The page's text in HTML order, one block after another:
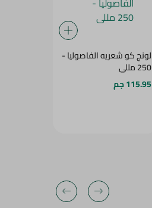
لونج كو شعريه الفاصوليا -
250 مللى
115.95 جم